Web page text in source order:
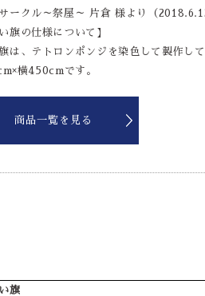
ークル～祭屋～ 片倉 様より（
旗の仕様について】
は、テトロンポンジを染色して製作して
横450cmです。
商品一覧を見る
旗